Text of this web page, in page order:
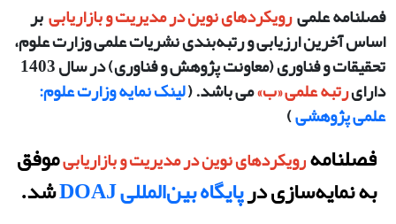
فصلنامه علمیرویکردهای نوین در مدیریت و بازاریابیبر
اساس آخرین ارزیابی و رتبه‌بندی نشریات علمی وزارت علوم،
تحقیقات و فناوری (معاونت پژوهش و فناوری) در سال 1403
دارایرتبه علمی «ب»می باشد. (لینک نمایه وزارت علوم:
علمی پژوهشی)
فصلنامهرویکردهای نوین در مدیریت و بازاریابیموفق
به نمایه‌سازی درپایگاه بین‌المللی DOAJ شد.